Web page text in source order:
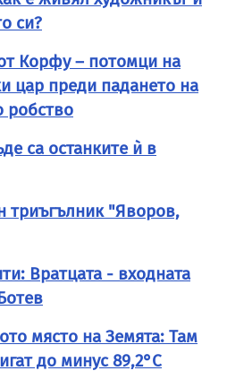
си?
Корфу – потомци на
цар преди падането на
робство
са останките ѝ в
триъгълник "Яворов,
Вратцата - входната
място на Земята: Там
до минус 89,2°C